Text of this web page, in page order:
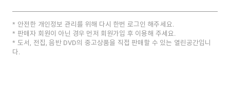
안전한 개인정보 관리를 위해 다시 한번 로그인 해주세요.
판매자 회원이 아닌 경우 먼저 회원가입 후 이용해 주세요.
도서, 전집, 음반 DVD의 중고상품을 직접 판매할 수 있는 열린공간입니
다.